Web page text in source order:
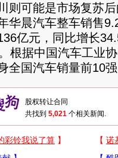
则可能是市场复苏
晨汽车整车销售
亿元，同比增长
根据中国汽车工业
全国汽车销量前10
共找到 5,021 个相关新闻.